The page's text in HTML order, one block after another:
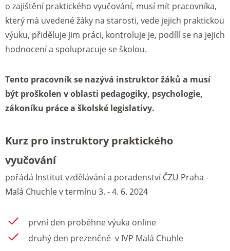
o zajištění praktického vyučování, musí mít pracovníka,
který má uvedené žáky na starosti, vede jejich praktickou
výuku, přiděluje jim práci, kontroluje je, podílí se na jejich
hodnocení a spolupracuje se školou.
Tento pracovník se nazývá instruktor žáků a musí
být proškolen v oblasti pedagogiky, psychologie,
zákoníku práce a školské legislativy.
Kurz pro instruktory praktického
vyučování
pořádá Institut vzdělávání a poradenství ČZU Praha -
Malá Chuchle v termínu 3. - 4. 6. 2024
první den proběhne výuka online
druhý den prezenčně v IVP Malá Chuhle